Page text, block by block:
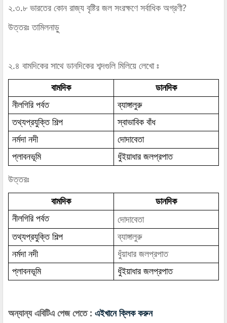
২.৩.৮ ভারতের কোন রাজ্য বৃষ্টির জল সংরক্ষণে সর্বাধিক অগ্রণী?
উত্তরঃ তামিলনাড়ু
২.৪ বামদিকের সাথে ডানদিকের শব্দগুলি মিলিয়ে লেখো ঃ
বামদিক
ডানদিক
নীলগিরি পর্বত
ব্যাঙ্গালুরু
তথ্যপ্রযুক্তি শিল্প
স্বাভাবিক বাঁধ
নর্মদা নদী
দোদাবেতা
প্লাবনভূমি
ধুঁইয়াধার জলপ্রপাত
উত্তরঃ
বামদিক
ডানদিক
নীলগিরি পর্বত
দোদাবেতা
তথ্যপ্রযুক্তি শিল্প
ব্যাঙ্গালুরু
নর্মদা নদী
ধুঁয়াধার জলপ্রপাত
প্লাবনভূমি
ধুঁইয়াধার জলপ্রপাত
অন্যান্য এবিটিএ পেজ পেতে : এইখানে ক্লিক করুন